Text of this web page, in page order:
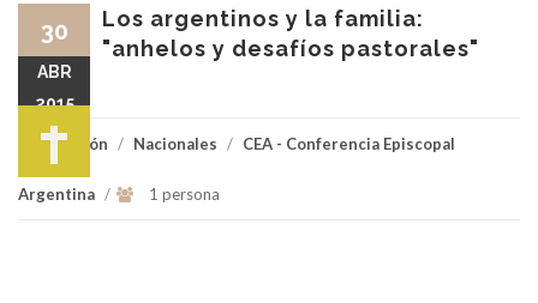
Los argentinos y la familia:
"anhelos y desafíos pastorales"
Religión / Nacionales / CEA - Conferencia Episcopal
Argentina / 1 persona
30
ABR
2015